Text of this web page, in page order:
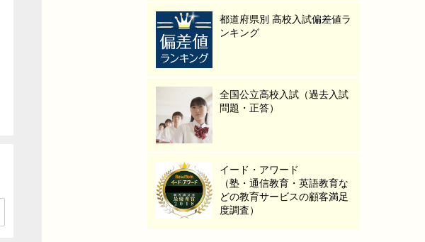
都道府県別 高校入試偏差値ラ
ンキング
全国公立高校入試（過去入試
問題・正答）
イード・アワード
（塾・通信教育・英語教育な
どの教育サービスの顧客満足
度調査）